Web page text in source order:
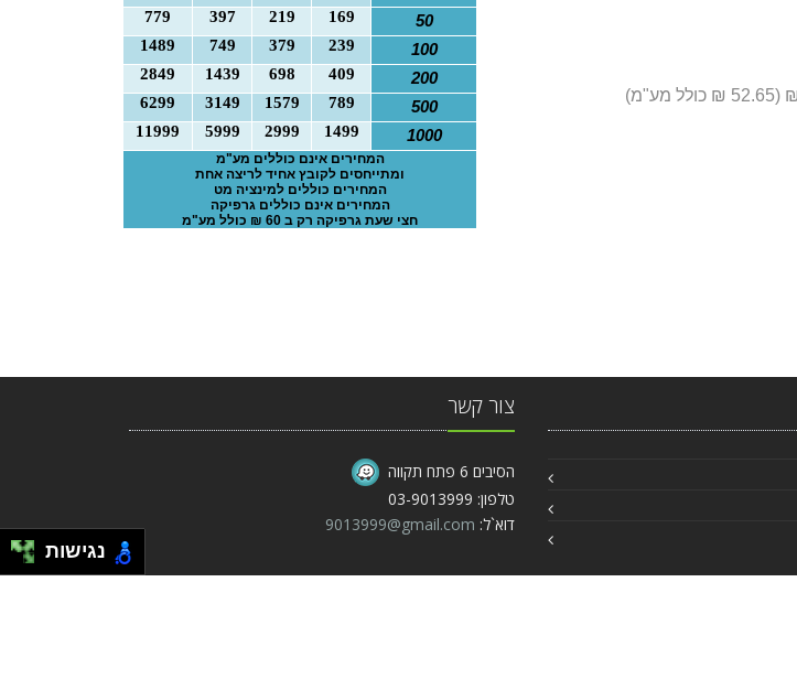
50
169
219
397
779
100
239
379
749
1489
200
409
698
1439
2849
500
789
1579
3149
6299
1000
1499
2999
5999
11999
המחירים אינם כוללים מע"מ
ומתייחסים לקובץ אחיד לריצה אחת
המחירים כוללים למינציה מט
המחירים אינם כוללים גרפיקה
חצי שעת גרפיקה רק ב 60 ₪ כולל מע"מ
צור קשר
הסיבים 6 פתח תקווה
טלפון: 03-9013999
דוא`ל: 9013999@gmail.com
נגישות